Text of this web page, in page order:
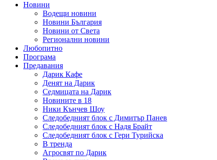
Новини
Водещи новини
Новини България
Новини от Света
Регионални новини
Любопитно
Програма
Предавания
Дарик Кафе
Денят на Дарик
Седмицата на Дарик
Новините в 18
Ники Кънчев Шоу
Следобедният блок с Димитър Панев
Следобедният блок с Надя Брайт
Следобедният блок с Гери Турийска
В тренда
Агросвят по Дарик